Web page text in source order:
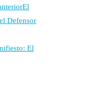
El
Defensor
El